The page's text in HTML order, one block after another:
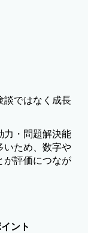
談ではなく成長
力・問題解決能
いため、数字や
が評価につなが
ント